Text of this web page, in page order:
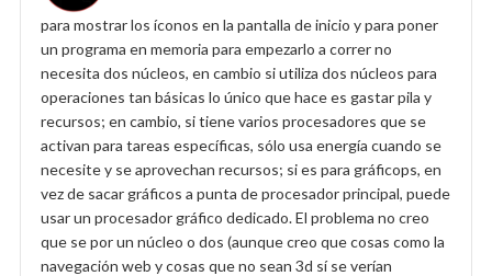
para mostrar los íconos en la pantalla de inicio y para poner
un programa en memoria para empezarlo a correr no
necesita dos núcleos, en cambio si utiliza dos núcleos para
operaciones tan básicas lo único que hace es gastar pila y
recursos; en cambio, si tiene varios procesadores que se
activan para tareas específicas, sólo usa energía cuando se
necesite y se aprovechan recursos; si es para gráficops, en
vez de sacar gráficos a punta de procesador principal, puede
usar un procesador gráfico dedicado. El problema no creo
que se por un núcleo o dos (aunque creo que cosas como la
navegación web y cosas que no sean 3d sí se verían